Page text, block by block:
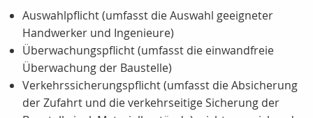
Auswahlpflicht (umfasst die Auswahl geeigneter
Handwerker und Ingenieure)
Überwachungspflicht (umfasst die einwandfreie
Überwachung der Baustelle)
Verkehrssicherungspflicht (umfasst die Absicherung
der Zufahrt und die verkehrseitige Sicherung der